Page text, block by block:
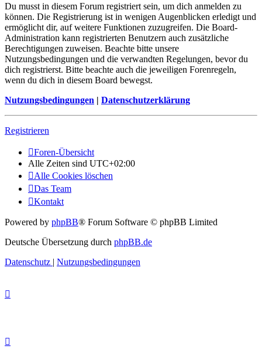
Du musst in diesem Forum registriert sein, um dich anmelden zu
können. Die Registrierung ist in wenigen Augenblicken erledigt und
ermöglicht dir, auf weitere Funktionen zuzugreifen. Die Board-
Administration kann registrierten Benutzern auch zusätzliche
Berechtigungen zuweisen. Beachte bitte unsere
Nutzungsbedingungen und die verwandten Regelungen, bevor du
dich registrierst. Bitte beachte auch die jeweiligen Forenregeln,
wenn du dich in diesem Board bewegst.
Nutzungsbedingungen | Datenschutzerklärung
Registrieren
Foren-Übersicht
Alle Zeiten sind UTC+02:00
Alle Cookies löschen
Das Team
Kontakt
Powered by phpBB® Forum Software © phpBB Limited
Deutsche Übersetzung durch phpBB.de
Datenschutz | Nutzungsbedingungen